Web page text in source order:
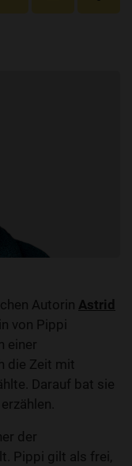
Autorin Astrid
von Pippi
einer
die Zeit mit
Darauf bat sie
der
Pippi gilt als frei,